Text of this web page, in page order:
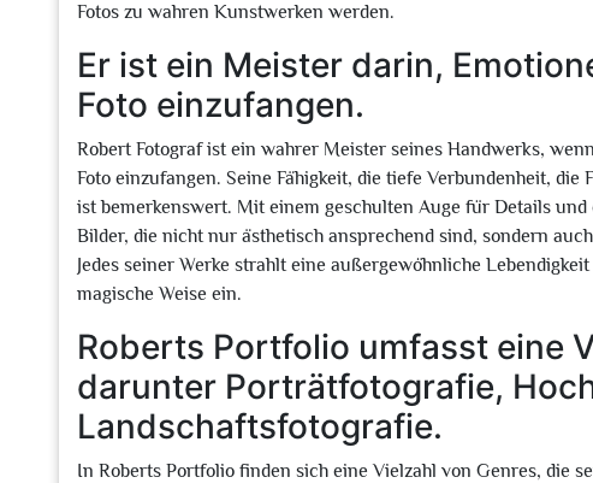
Fotos zu wahren Kunstwerken werden.
Er ist ein Meister darin,
Foto einzufangen.
Robert Fotograf ist ein wahrer Meister seines Handwerks,
Foto einzufangen. Seine Fähigkeit, die tiefe Verbundenheit,
ist bemerkenswert. Mit einem geschulten Auge für Details
Bilder, die nicht nur ästhetisch ansprechend sind, sondern
Jedes seiner Werke strahlt eine außergewöhnliche
magische Weise ein.
Roberts Portfolio umfasst eine
darunter Porträtfotografie,
Landschaftsfotografie.
In Roberts Portfolio finden sich eine Vielzahl von Genres, die